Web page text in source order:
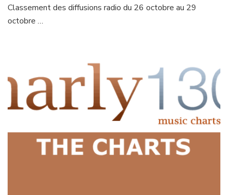
Classement des diffusions radio du 26 octobre au 29
octobre …